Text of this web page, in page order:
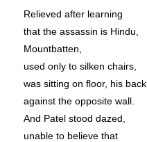
Relieved after learning
that the assassin is Hindu,
Mountbatten,
used only to silken chairs,
was sitting on floor, his back
against the opposite wall.
And Patel stood dazed,
unable to believe that